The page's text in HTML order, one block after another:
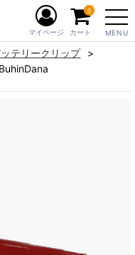
MENU
マイページ カート
0
テリークリップ